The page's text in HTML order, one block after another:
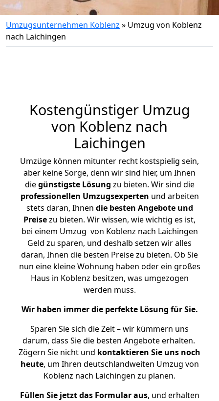
Umzugsunternehmen Koblenz » Umzug von Koblenz
nach Laichingen
Kostengünstiger Umzug
von Koblenz nach
Laichingen
Umzüge können mitunter recht kostspielig sein,
aber keine Sorge, denn wir sind hier, um Ihnen
diegünstigste Lösung zu bieten. Wir sind die
professionellen Umzugsexperten und arbeiten
stets daran, Ihnen die besten Angebote und
Preisezu bieten. Wir wissen, wie wichtig es ist,
bei einem Umzug von Koblenz nach Laichingen
Geld zu sparen, und deshalb setzen wir alles
daran, Ihnen die besten Preise zu bieten. Ob Sie
nun eine kleine Wohnung haben oder ein großes
Haus in Koblenz besitzen, was umgezogen
werden muss.
Wir haben immer die perfekte Lösung für Sie.
Sparen Sie sich die Zeit – wir kümmern uns
darum, dass Sie die besten Angebote erhalten.
Zögern Sie nicht und kontaktieren Sie uns noch
heute, um Ihren deutschlandweiten Umzug von
Koblenz nach Laichingen zu planen.
Füllen Sie jetzt das Formular aus, und erhalten